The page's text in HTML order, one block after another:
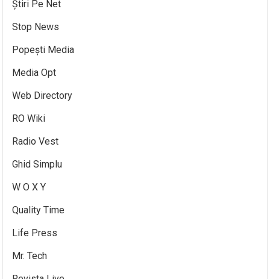
Știri Pe Net
Stop News
Popești Media
Media Opt
Web Directory
RO Wiki
Radio Vest
Ghid Simplu
W O X Y
Quality Time
Life Press
Mr. Tech